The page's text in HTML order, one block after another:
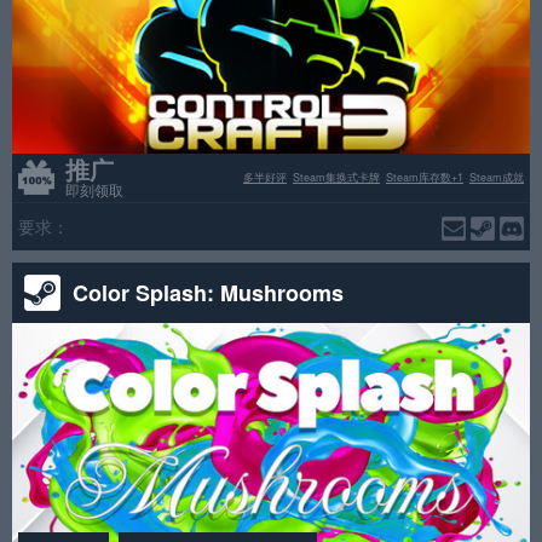
推广
即刻领取
Steam成就
Steam库存数+1
Steam集换式卡牌
多半好评
要求：
Color Splash: Mushrooms